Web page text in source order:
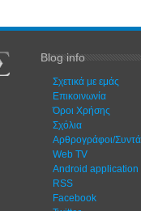
Blog info
Σχετικά με εμάς
Eπικοινωνία
Όροι Χρήσης
Σχόλια
Αρθρογράφοι/
Web TV
Android application
RSS
Facebook